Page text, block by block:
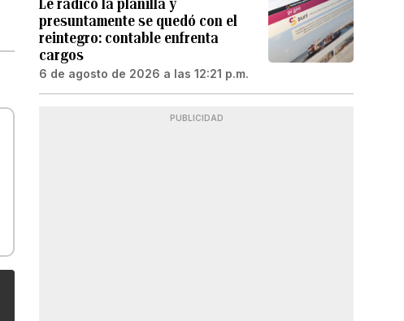
Le radicó la planilla y
presuntamente se quedó con el
reintegro: contable enfrenta
cargos
6 de agosto de 2026 a las 12:21 p.m.
PUBLICIDAD